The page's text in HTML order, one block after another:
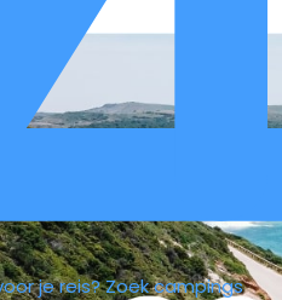
je reis?Zoek campings